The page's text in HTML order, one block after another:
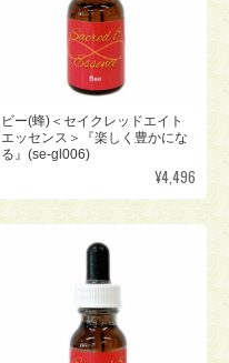
ビー(蜂)＜セイクレッドエイト
エッセンス＞『楽しく豊かにな
る』(se-gl006)
¥4,496